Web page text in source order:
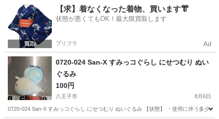
東京 八王子市 おもちゃ 現地
【求】着なくなった着物、買います👘
状態が悪くてもOK！最大限買取します
プリフラ Ad
0720-024 San-X すみっコぐらし にせつむり ぬい
ぐるみ
100円
八王子市 8月6日
0720-024 San-X すみっコぐらし にせつむり ぬいぐるみ 【状態】 ・使用に伴う多少